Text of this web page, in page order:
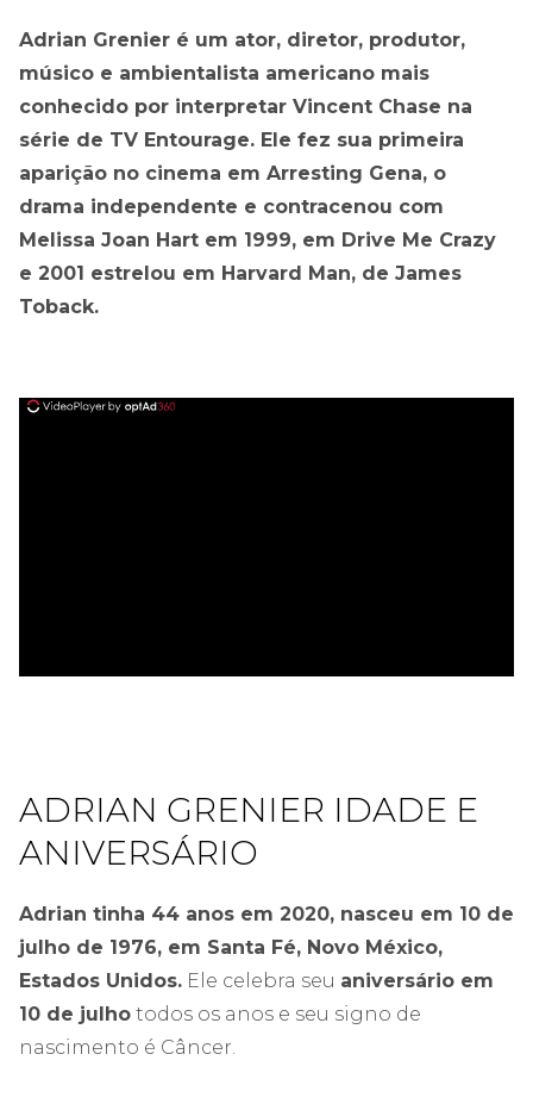
Adrian Grenier é um ator, diretor, produtor,
músico e ambientalista americano mais
conhecido por interpretar Vincent Chase na
série de TV Entourage. Ele fez sua primeira
aparição no cinema em Arresting Gena, o
drama independente e contracenou com
Melissa Joan Hart em 1999, em Drive Me Crazy
e 2001 estrelou em Harvard Man, de James
Toback.
ADRIAN GRENIER IDADE E
ANIVERSÁRIO
Adrian tinha 44 anos em 2020, nasceu em 10 de
julho de 1976, em Santa Fé, Novo México,
Estados Unidos. Ele celebra seu aniversário em
10 de julho todos os anos e seu signo de
nascimento é Câncer.